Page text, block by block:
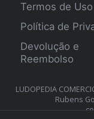
Termos de Uso
Política de
Devolução e
Reembolso
LUDOPEDIA
Rubens